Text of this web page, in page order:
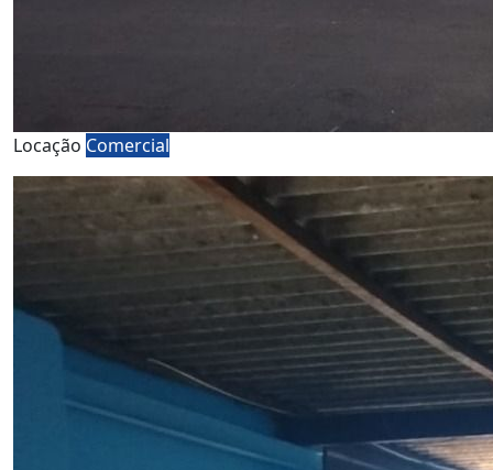
Locação Comercial